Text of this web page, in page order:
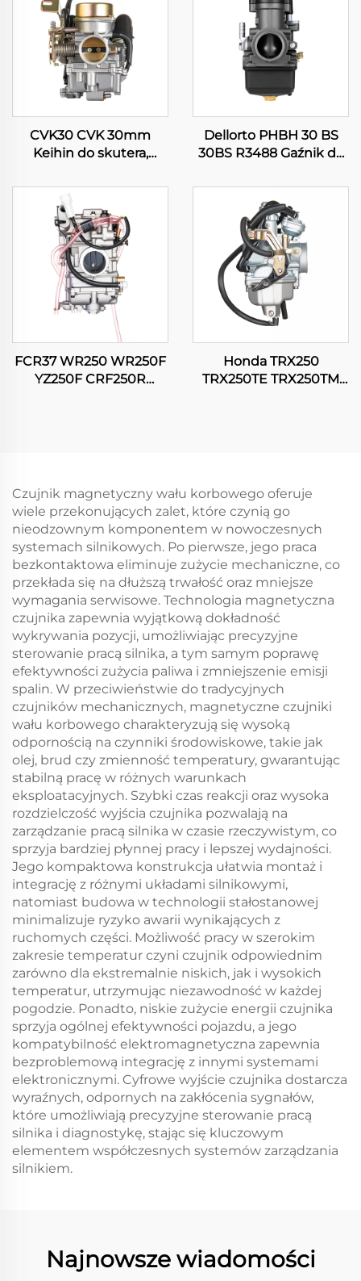
CVK30 CVK 30mm
Keihin do skutera,
gaźnik silnikowy
Dellorto PHBH 30 BS
30BS R3488 Gaźnik do
skutera, silnika
FCR37 WR250 WR250F
YZ250F CRF250R
Honda TRX250
TRX250TE TRX250TM
Czujnik magnetyczny wału korbowego oferuje
wiele przekonujących zalet, które czynią go
nieodzownym komponentem w nowoczesnych
systemach silnikowych. Po pierwsze, jego praca
bezkontaktowa eliminuje zużycie mechaniczne, co
przekłada się na dłuższą trwałość oraz mniejsze
wymagania serwisowe. Technologia magnetyczna
czujnika zapewnia wyjątkową dokładność
wykrywania pozycji, umożliwiając precyzyjne
sterowanie pracą silnika, a tym samym poprawę
efektywności zużycia paliwa i zmniejszenie emisji
spalin. W przeciwieństwie do tradycyjnych
czujników mechanicznych, magnetyczne czujniki
wału korbowego charakteryzują się wysoką
odpornością na czynniki środowiskowe, takie jak
olej, brud czy zmienność temperatury, gwarantując
stabilną pracę w różnych warunkach
eksploatacyjnych. Szybki czas reakcji oraz wysoka
rozdzielczość wyjścia czujnika pozwalają na
zarządzanie pracą silnika w czasie rzeczywistym, co
sprzyja bardziej płynnej pracy i lepszej wydajności.
Jego kompaktowa konstrukcja ułatwia montaż i
integrację z różnymi układami silnikowymi,
natomiast budowa w technologii stałostanowej
minimalizuje ryzyko awarii wynikających z
ruchomych części. Możliwość pracy w szerokim
zakresie temperatur czyni czujnik odpowiednim
zarówno dla ekstremalnie niskich, jak i wysokich
temperatur, utrzymując niezawodność w każdej
pogodzie. Ponadto, niskie zużycie energii czujnika
sprzyja ogólnej efektywności pojazdu, a jego
kompatybilność elektromagnetyczna zapewnia
bezproblemową integrację z innymi systemami
elektronicznymi. Cyfrowe wyjście czujnika dostarcza
wyraźnych, odpornych na zakłócenia sygnałów,
które umożliwiają precyzyjne sterowanie pracą
silnika i diagnostykę, stając się kluczowym
elementem współczesnych systemów zarządzania
silnikiem.
Najnowsze wiadomości